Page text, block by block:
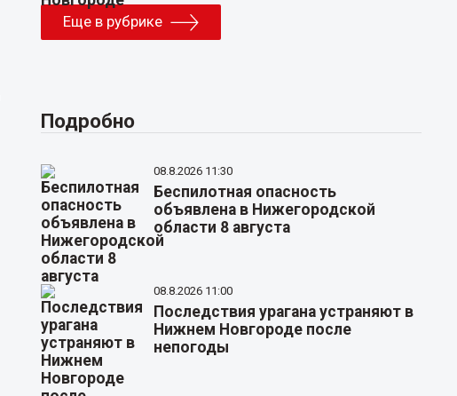
Еще в рубрике
Подробно
08.8.2026 11:30
Беспилотная опасность
объявлена в Нижегородской
области 8 августа
08.8.2026 11:00
Последствия урагана устраняют в
Нижнем Новгороде после
непогоды